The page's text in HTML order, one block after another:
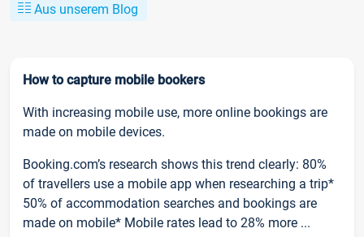
Aus unserem Blog
How to capture mobile bookers
With increasing mobile use, more online bookings are
made on mobile devices.
Booking.com’s research shows this trend clearly: 80%
of travellers use a mobile app when researching a trip*
50% of accommodation searches and bookings are
made on mobile* Mobile rates lead to 28% more ...